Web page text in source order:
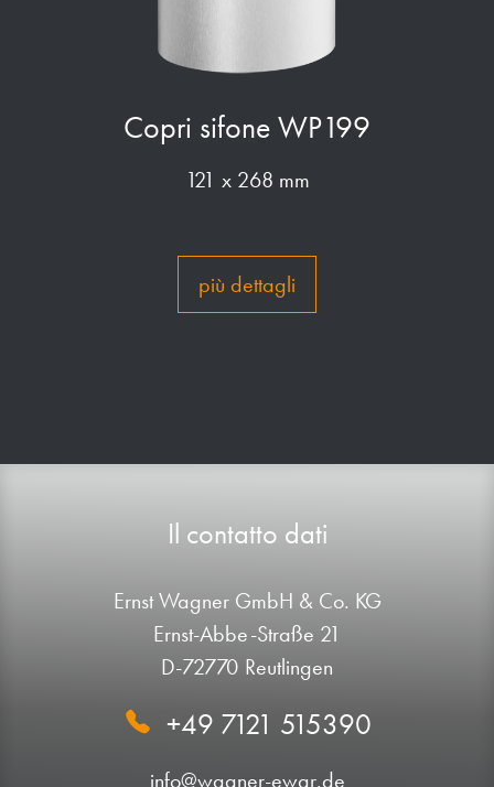
Copri sifone WP199
121 x 268 mm
più dettagli
Il contatto dati
Ernst Wagner GmbH & Co. KG
Ernst-Abbe-Straße 21
D-72770 Reutlingen
+49 7121 515390
info@wagner-ewar.de